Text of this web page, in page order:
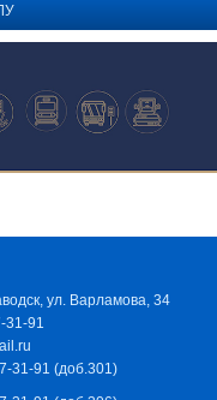
ул. Варламова, 34
31-91
31-91 (доб.301)